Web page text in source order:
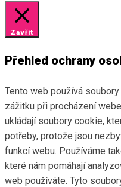
Zavřít
Přehled ochrany
Tento web používá
zážitku při procházení
ukládají soubory cookie,
potřeby, protože jsou
funkcí webu. Používáme
které nám pomáhají
web používáte. Tyto